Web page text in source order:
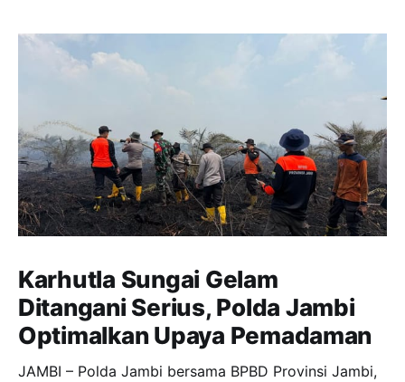
Karhutla Sungai Gelam
Ditangani Serius, Polda Jambi
Optimalkan Upaya Pemadaman
JAMBI – Polda Jambi bersama BPBD Provinsi Jambi,